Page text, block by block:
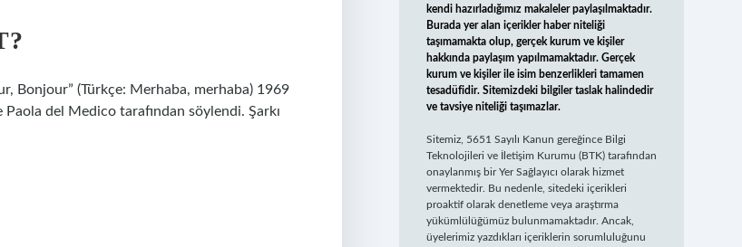
Bonjour” (Türkçe: Merhaba, merhaba) 1969
Paola del Medico tarafından söylendi. Şarkı
kendi hazırladığımız makaleler paylaşılmaktadır.
Burada yer alan içerikler haber niteliği
taşımamakta olup, gerçek kurum ve kişiler
hakkında paylaşım yapılmamaktadır. Gerçek
kurum ve kişiler ile isim benzerlikleri tamamen
tesadüfidir. Sitemizdeki bilgiler taslak halindedir
ve tavsiye niteliği taşımazlar.
Sitemiz, 5651 Sayılı Kanun gereğince Bilgi
Teknolojileri ve İletişim Kurumu (BTK) tarafından
onaylanmış bir Yer Sağlayıcı olarak hizmet
vermektedir. Bu nedenle, sitedeki içerikleri
proaktif olarak denetleme veya araştırma
yükümlülüğümüz bulunmamaktadır. Ancak,
üyelerimiz yazdıkları içeriklerin sorumluluğunu